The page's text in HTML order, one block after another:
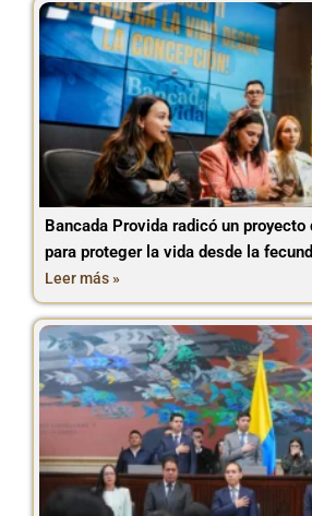
Bancada Provida radicó un
para proteger la vida desde la
Leer más »